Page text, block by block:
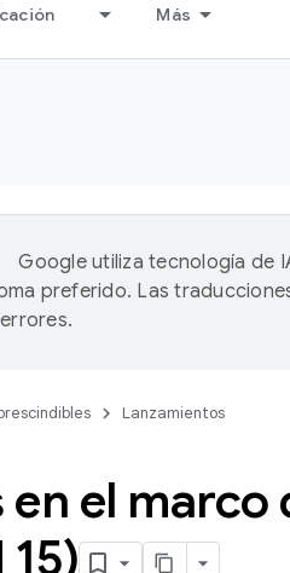
Más
Google utiliza tecnología de
preferido. Las
Lanzamientos
en el